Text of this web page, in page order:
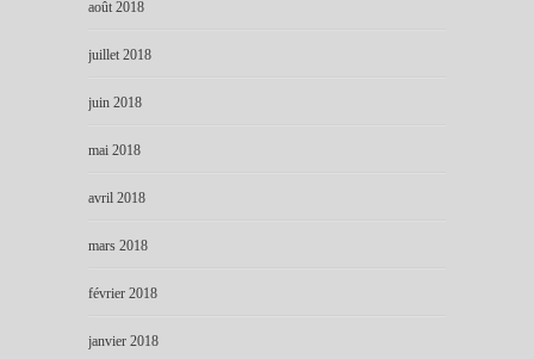
août 2018
juillet 2018
juin 2018
mai 2018
avril 2018
mars 2018
février 2018
janvier 2018